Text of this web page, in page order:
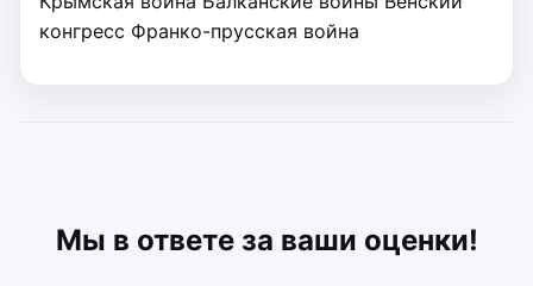
конгресс Франко-прусская война
Мы в ответе за ваши оценки!